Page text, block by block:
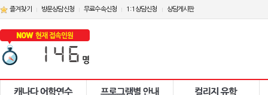
즐겨찾기 방문상담신청 무료수속신청 1:1상담신청 상담게시판